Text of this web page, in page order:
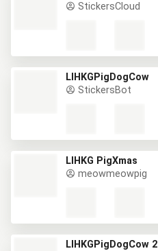
StickersCloud
LIHKGPigDogCow
StickersBot
LIHKG PigXmas
meowmeowpig
LIHKGPigDogCow 2